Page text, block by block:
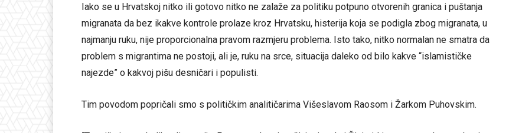
Iako se u Hrvatskoj nitko ili gotovo nitko ne zalaže za politiku potpuno otvorenih granica i puštanja
migranata da bez ikakve kontrole prolaze kroz Hrvatsku, histerija koja se podigla zbog migranata, u
najmanju ruku, nije proporcionalna pravom razmjeru problema. Isto tako, nitko normalan ne smatra da
problem s migrantima ne postoji, ali je, ruku na srce, situacija daleko od bilo kakve “islamističke
najezde” o kakvoj pišu desničari i populisti.
Tim povodom popričali smo s političkim analitičarima Višeslavom Raosom i Žarkom Puhovskim.